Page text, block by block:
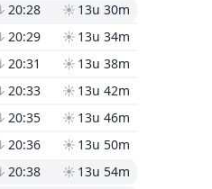
20:28 ☀ 13u 30m
20:29 ☀ 13u 34m
20:31 ☀ 13u 38m
20:33 ☀ 13u 42m
20:35 ☀ 13u 46m
20:36 ☀ 13u 50m
20:38 ☀ 13u 54m